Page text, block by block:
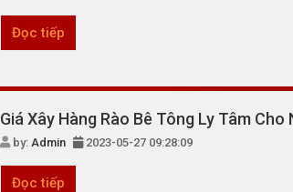
Đọc tiếp
Giá Xây Hàng Rào Bê Tông Ly Tâm
by: Admin 2023-05-27 09:28:09
Đọc tiếp